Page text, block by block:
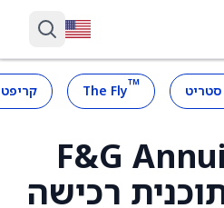
סטריט ™
The Fly
F&G
רכישה